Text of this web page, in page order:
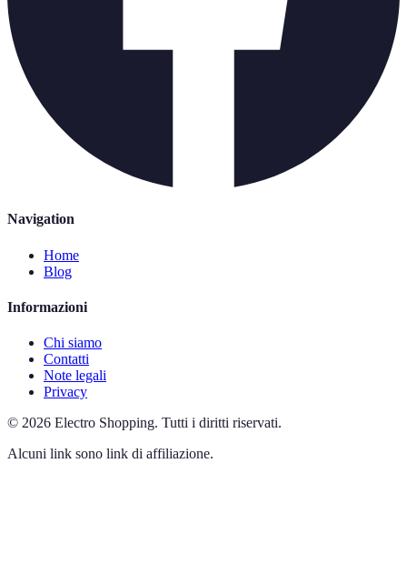
Navigation
Home
Blog
Informazioni
Chi siamo
Contatti
Note legali
Privacy
© 2026 Electro Shopping. Tutti i diritti riservati.
Alcuni link sono link di affiliazione.